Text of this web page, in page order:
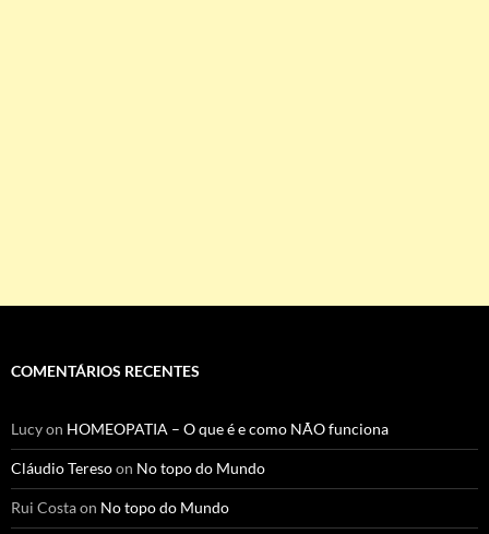
COMENTÁRIOS RECENTES
Lucyon HOMEOPATIA – O que é e como NÃO funciona
Cláudio Teresoon No topo do Mundo
Rui Costaon No topo do Mundo